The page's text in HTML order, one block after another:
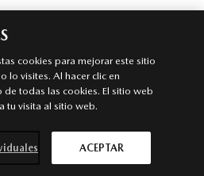
uso compartido de terceros a
Acceso,
y para qué? ¿Tendrán acceso a
cookies para mejorar este sitio
lo visites. Al hacer clic en
todas las cookies. El sitio web
tu visita al sitio web.
ACEPTAR